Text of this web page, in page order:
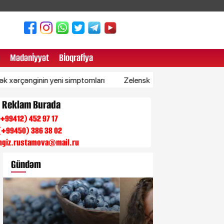
Mədənİyyət Bİoqrafİya
yeni simptomları Zelenski Azərbaycana təşəkkür etdi
Burada
452 97 17
386 38 02
Gündəm